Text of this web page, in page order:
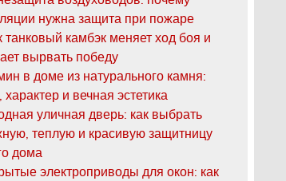
нужна защита при пожаре
танковый камбэк меняет ход боя и
вырвать победу
в доме из натурального камня:
характер и вечная эстетика
уличная дверь: как выбрать
теплую и красивую защитницу
дома
электроприводы для окон: как